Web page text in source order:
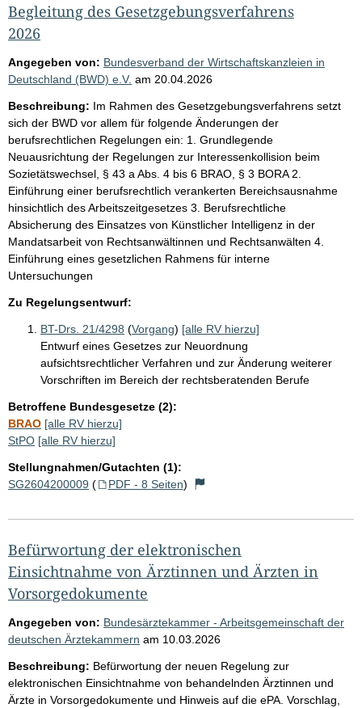
Begleitung des Gesetzgebungsverfahrens
2026
Angegeben von: Bundesverband der Wirtschaftskanzleien in
Deutschland (BWD) e.V. am 20.04.2026
Beschreibung: Im Rahmen des Gesetzgebungsverfahrens setzt
sich der BWD vor allem für folgende Änderungen der
berufsrechtlichen Regelungen ein: 1. Grundlegende
Neuausrichtung der Regelungen zur Interessenkollision beim
Sozietätswechsel, § 43 a Abs. 4 bis 6 BRAO, § 3 BORA 2.
Einführung einer berufsrechtlich verankerten Bereichsausnahme
hinsichtlich des Arbeitszeitgesetzes 3. Berufsrechtliche
Absicherung des Einsatzes von Künstlicher Intelligenz in der
Mandatsarbeit von Rechtsanwältinnen und Rechtsanwälten 4.
Einführung eines gesetzlichen Rahmens für interne
Untersuchungen
Zu Regelungsentwurf:
BT-Drs. 21/4298 (Vorgang) [alle RV hierzu]
Entwurf eines Gesetzes zur Neuordnung
aufsichtsrechtlicher Verfahren und zur Änderung weiterer
Vorschriften im Bereich der rechtsberatenden Berufe
Betroffene Bundesgesetze (2):
BRAO [alle RV hierzu]
StPO [alle RV hierzu]
Stellungnahmen/Gutachten (1):
SG2604200009 ( PDF - 8 Seiten)
Befürwortung der elektronischen
Einsichtnahme von Ärztinnen und Ärzten in
Vorsorgedokumente
Angegeben von: Bundesärztekammer - Arbeitsgemeinschaft der
deutschen Ärztekammern am 10.03.2026
Beschreibung: Befürwortung der neuen Regelung zur
elektronischen Einsichtnahme von behandelnden Ärztinnen und
Ärzte in Vorsorgedokumente und Hinweis auf die ePA. Vorschlag,